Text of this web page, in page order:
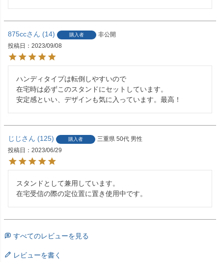
875cc 14 購入者
非公開
投稿日
2023/09/08
ハンディタイプは転倒しやすいので
在宅時は必ずこのスタンドにセットしています。
じじ 125 購入者 三重県 50代 男性
投稿日
2023/06/29
スタンドとして兼用しています。
在宅受信の際の定位置に置き使用中です。
すべてのレビューを見る
レビューを書く